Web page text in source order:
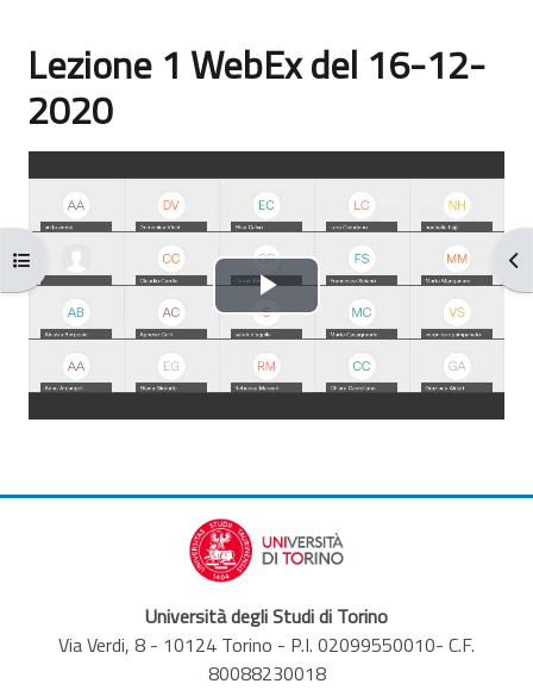
Ouvrir l’index du cours
Lezione 1 WebEx del 16-12-
2020
Conditions d’achèvement
Lire
la
vidéo
Università degli Studi di Torino
Via Verdi, 8 - 10124 Torino - P.I. 02099550010- C.F.
80088230018